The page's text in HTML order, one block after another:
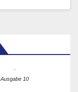
Ausgabe 10